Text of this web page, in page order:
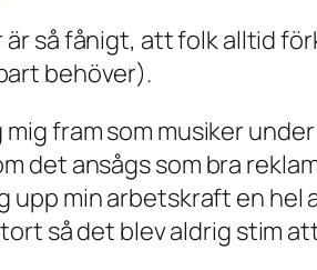
är så fånigt, att folk alltid
behöver).
mig fram som musiker
det ansågs som bra
upp min arbetskraft en
så det blev aldrig stim